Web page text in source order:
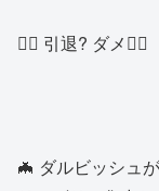
🙅‍♀️ 引退? ダメ🙅‍♀️
🦇 ダルビッシュ